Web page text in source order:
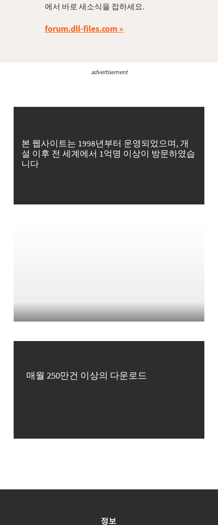
에서 바로 새소식을 접하세요.
forum.dll-files.com
advertisement
본 웹사이트는 1998년부터 운영되었으며, 개
설 이후 전 세계에서 1억명 이상이 방문하였습
니다
매월 250만건 이상의 다운로드
정보